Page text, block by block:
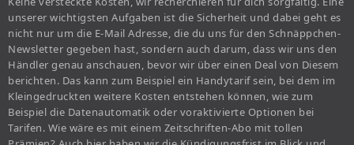
unserer wichtigsten Aufgaben ist die Sicherheit und dabei geht es
nicht nur um die E-Mail Adresse, die du uns für den Schnäppchen-
Newsletter gegeben hast, sondern auch darum, dass wir uns den
Händler genau anschauen, bevor wir über einen Deal von Diesem
berichten. Das kann zum Beispiel ein Handytarif sein, bei dem im
Kleingedruckten weitere Kosten entstehen können, wie zum
Beispiel die Datenautomatik oder voraktivierte Optionen bei
Tarifen. Wie wäre es mit einem Zeitschriften-Abo mit tollen